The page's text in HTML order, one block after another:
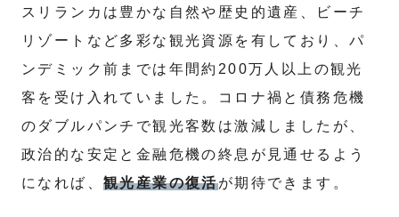
スリランカは豊かな自然や歴史的遺産、ビーチ
リゾートなど多彩な観光資源を有しており、パ
ンデミック前までは年間約200万人以上の観光
客を受け入れていました。コロナ禍と債務危機
のダブルパンチで観光客数は激減しましたが、
政治的な安定と金融危機の終息が見通せるよう
になれば、 観光産業の復活が期待できます。